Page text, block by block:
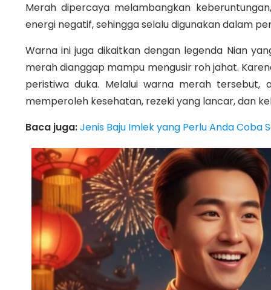
Merah dipercaya melambangkan
energi negatif, sehingga selalu digunakan dalam
Warna ini juga dikaitkan dengan legenda Nian
merah dianggap mampu mengusir roh jahat.
peristiwa duka. Melalui warna merah tersebut,
memperoleh kesehatan, rezeki yang lancar, dan
Baca juga:Jenis Baju Imlek yang Perlu Anda Coba